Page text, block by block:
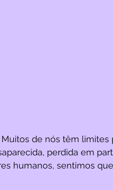
de nós têm limites
perdida em
humanos, sentimos